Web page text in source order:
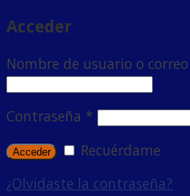
Acceder
Nombre de usuario o
Contraseña *
Recuérdame
¿Olvidaste la contraseña?